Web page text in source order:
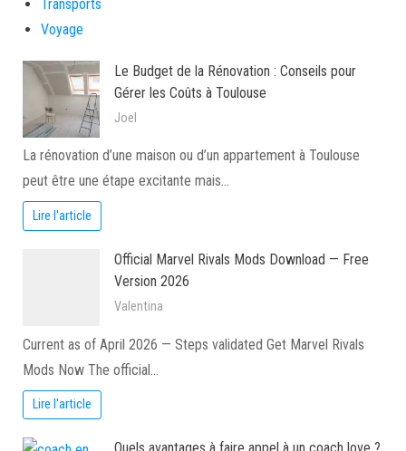
Transports
Voyage
Le Budget de la Rénovation : Conseils pour
Gérer les Coûts à Toulouse
Joel
La rénovation d’une maison ou d’un appartement à Toulouse
peut être une étape excitante mais…
Lire l'article
Official Marvel Rivals Mods Download — Free
Version 2026
Valentina
Current as of April 2026 — Steps validated Get Marvel Rivals
Mods Now The official…
Lire l'article